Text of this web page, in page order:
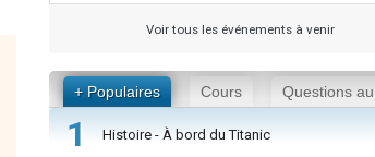
Voir tous les événements à venir
+ Populaires Cours Questions
1 Histoire - À bord du Titanic